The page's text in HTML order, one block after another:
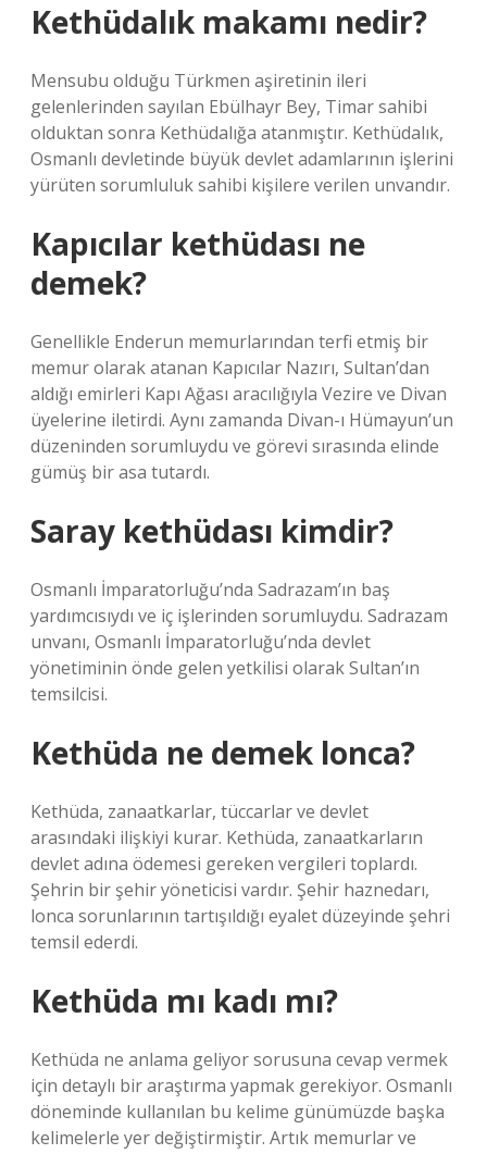
Kethüdalık makamı nedir?
Mensubu olduğu Türkmen aşiretinin ileri
gelenlerinden sayılan Ebülhayr Bey, Timar sahibi
olduktan sonra Kethüdalığa atanmıştır. Kethüdalık,
Osmanlı devletinde büyük devlet adamlarının işlerini
yürüten sorumluluk sahibi kişilere verilen unvandır.
Kapıcılar kethüdası ne
demek?
Genellikle Enderun memurlarından terfi etmiş bir
memur olarak atanan Kapıcılar Nazırı, Sultan’dan
aldığı emirleri Kapı Ağası aracılığıyla Vezire ve Divan
üyelerine iletirdi. Aynı zamanda Divan-ı Hümayun’un
düzeninden sorumluydu ve görevi sırasında elinde
gümüş bir asa tutardı.
Saray kethüdası kimdir?
Osmanlı İmparatorluğu’nda Sadrazam’ın baş
yardımcısıydı ve iç işlerinden sorumluydu. Sadrazam
unvanı, Osmanlı İmparatorluğu’nda devlet
yönetiminin önde gelen yetkilisi olarak Sultan’ın
temsilcisi.
Kethüda ne demek lonca?
Kethüda, zanaatkarlar, tüccarlar ve devlet
arasındaki ilişkiyi kurar. Kethüda, zanaatkarların
devlet adına ödemesi gereken vergileri toplardı.
Şehrin bir şehir yöneticisi vardır. Şehir haznedarı,
lonca sorunlarının tartışıldığı eyalet düzeyinde şehri
temsil ederdi.
Kethüda mı kadı mı?
Kethüda ne anlama geliyor sorusuna cevap vermek
için detaylı bir araştırma yapmak gerekiyor. Osmanlı
döneminde kullanılan bu kelime günümüzde başka
kelimelerle yer değiştirmiştir. Artık memurlar ve